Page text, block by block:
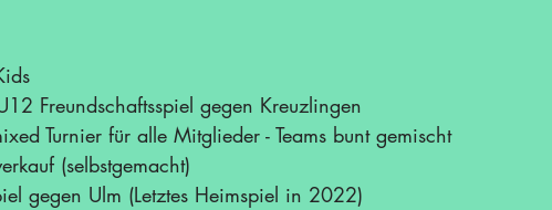
Freundschaftsspiel gegen Kreuzlingen
Turnier für alle Mitglieder - Teams bunt gemischt
(selbstgemacht)
gegen Ulm (Letztes Heimspiel in 2022)